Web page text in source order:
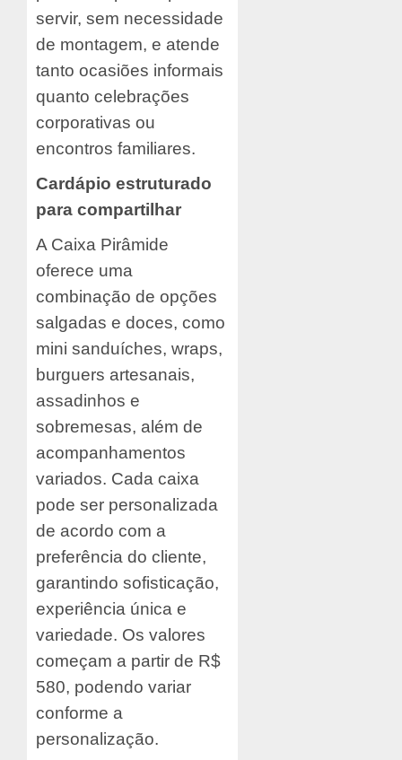
servir, sem necessidade
de montagem, e atende
tanto ocasiões informais
quanto celebrações
corporativas ou
encontros familiares.
Cardápio estruturado
para compartilhar
A Caixa Pirâmide
oferece uma
combinação de opções
salgadas e doces, como
mini sanduíches, wraps,
burguers artesanais,
assadinhos e
sobremesas, além de
acompanhamentos
variados. Cada caixa
pode ser personalizada
de acordo com a
preferência do cliente,
garantindo sofisticação,
experiência única e
variedade. Os valores
começam a partir de R$
580, podendo variar
conforme a
personalização.